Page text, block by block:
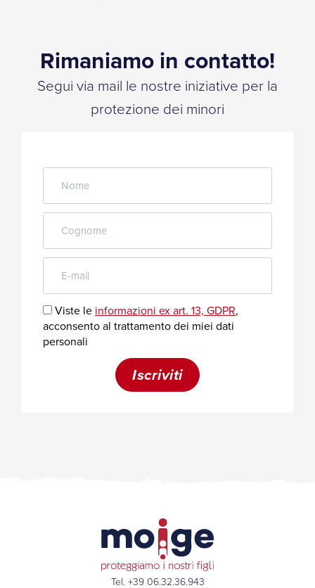
Rimaniamo in contatto!
Segui via mail le nostre iniziative per la
protezione dei minori
Tel. +39 06.32.36.943